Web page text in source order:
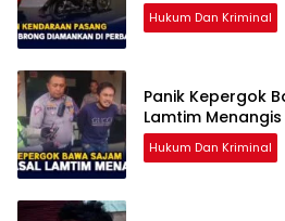
Hukum Dan Kriminal
Panik Kepergok
Lamtim Menangis
Hukum Dan Kriminal